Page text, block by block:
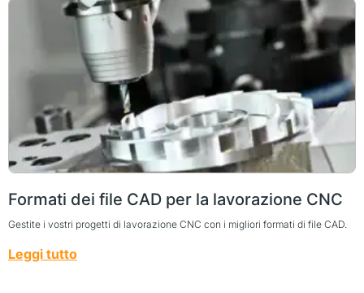
Formati dei file CAD per la lavorazione CNC
Gestite i vostri progetti di lavorazione CNC con i migliori formati di file CAD.
Leggi tutto